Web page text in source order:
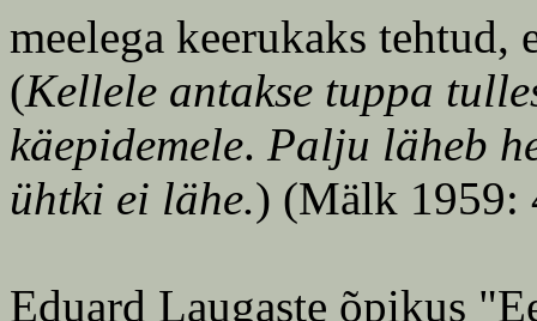
meelega keerukaks tehtud,
(Kellele antakse tuppa
käepidemele. Palju läheb
ühtki ei lähe.) (Mälk 1959:
Eduard Laugaste õpikus